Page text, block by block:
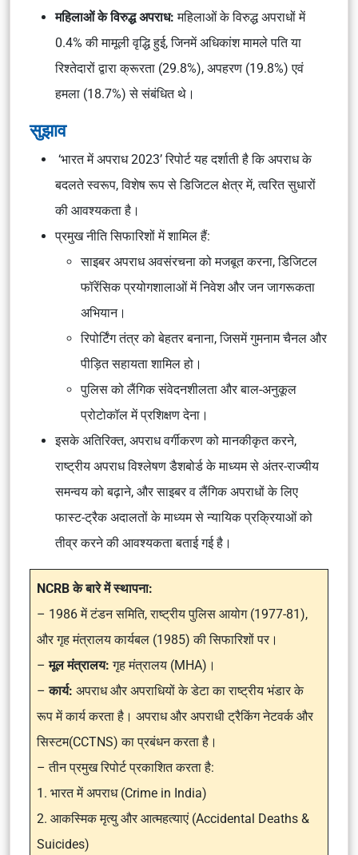
महिलाओं के विरुद्ध अपराध: महिलाओं के विरुद्ध अपराधों में
0.4% की मामूली वृद्धि हुई, जिनमें अधिकांश मामले पति या
रिश्तेदारों द्वारा क्रूरता (29.8%), अपहरण (19.8%) एवं
हमला (18.7%) से संबंधित थे।
सुझाव
‘भारत में अपराध 2023’ रिपोर्ट यह दर्शाती है कि अपराध के
बदलते स्वरूप, विशेष रूप से डिजिटल क्षेत्र में, त्वरित सुधारों
की आवश्यकता है।
प्रमुख नीति सिफारिशों में शामिल हैं:
साइबर अपराध अवसंरचना को मजबूत करना, डिजिटल
फॉरेंसिक प्रयोगशालाओं में निवेश और जन जागरूकता
अभियान।
रिपोर्टिंग तंत्र को बेहतर बनाना, जिसमें गुमनाम चैनल और
पीड़ित सहायता शामिल हो।
पुलिस को लैंगिक संवेदनशीलता और बाल-अनुकूल
प्रोटोकॉल में प्रशिक्षण देना।
इसके अतिरिक्त, अपराध वर्गीकरण को मानकीकृत करने,
राष्ट्रीय अपराध विश्लेषण डैशबोर्ड के माध्यम से अंतर-राज्यीय
समन्वय को बढ़ाने, और साइबर व लैंगिक अपराधों के लिए
फास्ट-ट्रैक अदालतों के माध्यम से न्यायिक प्रक्रियाओं को
तीव्र करने की आवश्यकता बताई गई है।
NCRB के बारे में स्थापना:
– 1986 में टंडन समिति, राष्ट्रीय पुलिस आयोग (1977-81),
और गृह मंत्रालय कार्यबल (1985) की सिफारिशों पर।
–मूल मंत्रालय: गृह मंत्रालय (MHA)।
–कार्य: अपराध और अपराधियों के डेटा का राष्ट्रीय भंडार के
रूप में कार्य करता है। अपराध और अपराधी ट्रैकिंग नेटवर्क और
सिस्टम(CCTNS) का प्रबंधन करता है।
– तीन प्रमुख रिपोर्ट प्रकाशित करता है:
1. भारत में अपराध (Crime in India)
2. आकस्मिक मृत्यु और आत्महत्याएं (Accidental Deaths &
Suicides)